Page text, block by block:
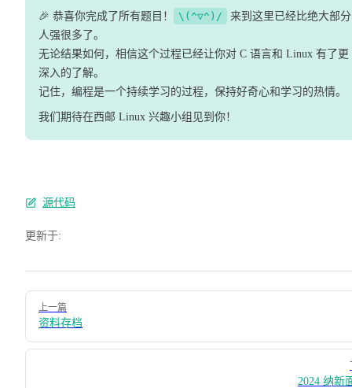
🎉 恭喜你完成了所有题目！ \(^▽^)/
来到这里已经比绝大部分
人强很多了。
无论结果如何，相信这个过程已经让你对 C 语言和 Linux 有了更
深入的了解。
记住，编程是一个持续学习的过程，保持好奇心和学习的热情。
我们期待在西邮 Linux 兴趣小组见到你！
源代码
更新于:
Pager
上一篇
资料存档
2024 纳新